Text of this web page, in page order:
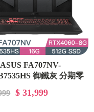
FA707NV-
御鐵灰 分期零
$ 31,999